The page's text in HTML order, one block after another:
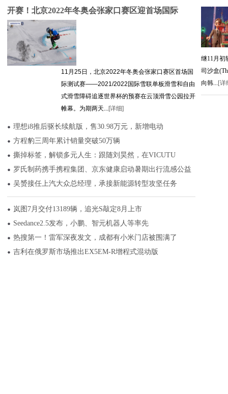
开赛！北京2022年冬奥会张家口赛区迎首场国际
11月25日，北京2022年冬奥会张家口赛区首场国
际测试赛——2021/2022国际雪联单板滑雪和自由
式滑雪障碍追逐世界杯的预赛在云顶滑雪公园拉开
帷幕。为期两天...[详细]
理想i8推后驱长续航版，售30.98万元，新增电动
方程豹三周年累计销量突破50万辆
撕掉标签，解锁多元人生：跟随刘昊然，在VICUTU
罗氏制药携手携程集团、京东健康启动暑期出行流感公益
吴赟接任上汽大众总经理，承接新能源转型攻坚任务
岚图7月交付13189辆，追光S敲定8月上市
Seedance2.5发布，小鹏、智元机器人等率先
热搜第一！雷军深夜发文，成都有小米门店被围满了
吉利在俄罗斯市场推出EX5EM-R增程式混动版
继11月初
司沙盒
向韩... [详